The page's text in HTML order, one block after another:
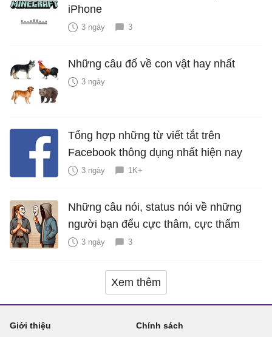
iPhone
3 ngày 3
Những câu đố về con vật hay nhất
3 ngày
Tổng hợp những từ viết tắt trên
Facebook thông dụng nhất hiện nay
3 ngày 1K+
Những câu nói, status nói về những
người bạn đểu cực thâm, cực thấm
3 ngày 3
Xem thêm
Giới thiệu Chính sách